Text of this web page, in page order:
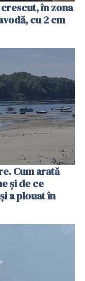
în zona
cu 2 cm
Cum arată
și de ce
a plouat în